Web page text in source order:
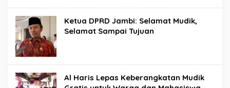
Ketua DPRD Jambi: Selamat Mudik,
Selamat Sampai Tujuan
Al Haris Lepas Keberangkatan Mudik